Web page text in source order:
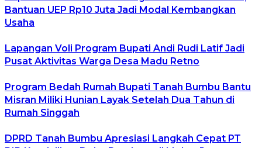
Bantuan UEP Rp10 Juta Jadi Modal Kembangkan
Usaha
Lapangan Voli Program Bupati Andi Rudi Latif Jadi
Pusat Aktivitas Warga Desa Madu Retno
Program Bedah Rumah Bupati Tanah Bumbu Bantu
Misran Miliki Hunian Layak Setelah Dua Tahun di
Rumah Singgah
DPRD Tanah Bumbu Apresiasi Langkah Cepat PT